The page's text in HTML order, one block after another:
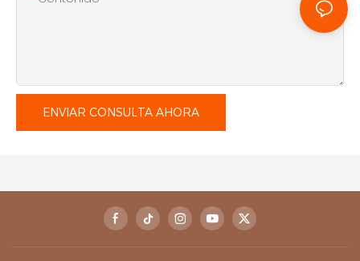
ENVIAR CONSULTA AHORA